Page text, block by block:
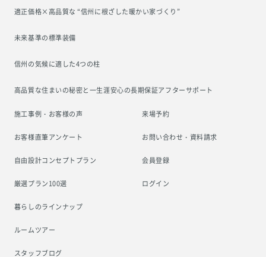
適正価格×高品質な “信州に根ざした暖かい家づくり”
未来基準の標準装備
信州の気候に適した4つの柱
高品質な住まいの秘密と一生涯安心の長期保証アフターサポート
施工事例・お客様の声
お客様直筆アンケート
自由設計コンセプトプラン
厳選プラン100選
暮らしのラインナップ
ルームツアー
スタッフブログ
来場予約
お問い合わせ・資料請求
会員登録
ログイン